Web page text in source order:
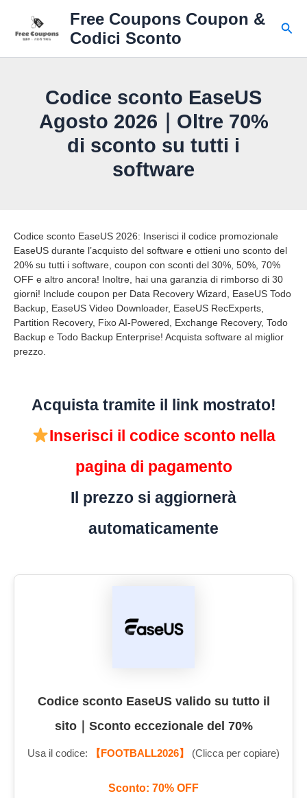
contenuto
Free Coupons Coupon &
Codici Sconto
Codice sconto EaseUS
Agosto 2026｜Oltre 70%
di sconto su tutti i
software
Codice sconto EaseUS 2026: Inserisci il codice promozionale
EaseUS durante l’acquisto del software e ottieni uno sconto del
20% su tutti i software, coupon con sconti del 30%, 50%, 70%
OFF e altro ancora! Inoltre, hai una garanzia di rimborso di 30
giorni! Include coupon per Data Recovery Wizard, EaseUS Todo
Backup, EaseUS Video Downloader, EaseUS RecExperts,
Partition Recovery, Fixo AI-Powered, Exchange Recovery, Todo
Backup e Todo Backup Enterprise! Acquista software al miglior
prezzo.
Acquista tramite il link mostrato!
Inserisci il codice sconto nella
pagina di pagamento
Il prezzo si aggiornerà
automaticamente
Codice sconto EaseUS valido su tutto il
sito｜Sconto eccezionale del 70%
Usa il codice: 【FOOTBALL2026】 (Clicca per copiare)
Sconto: 70% OFF